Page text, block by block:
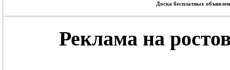
Доска бесплатных
Реклама на